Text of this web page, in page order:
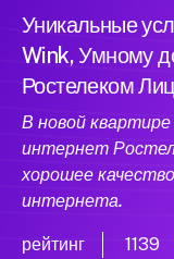
Уникальные
Wink, Умному
Ростелеком
В новой
интернет
хорошее
интернета.
рейтинг 1139